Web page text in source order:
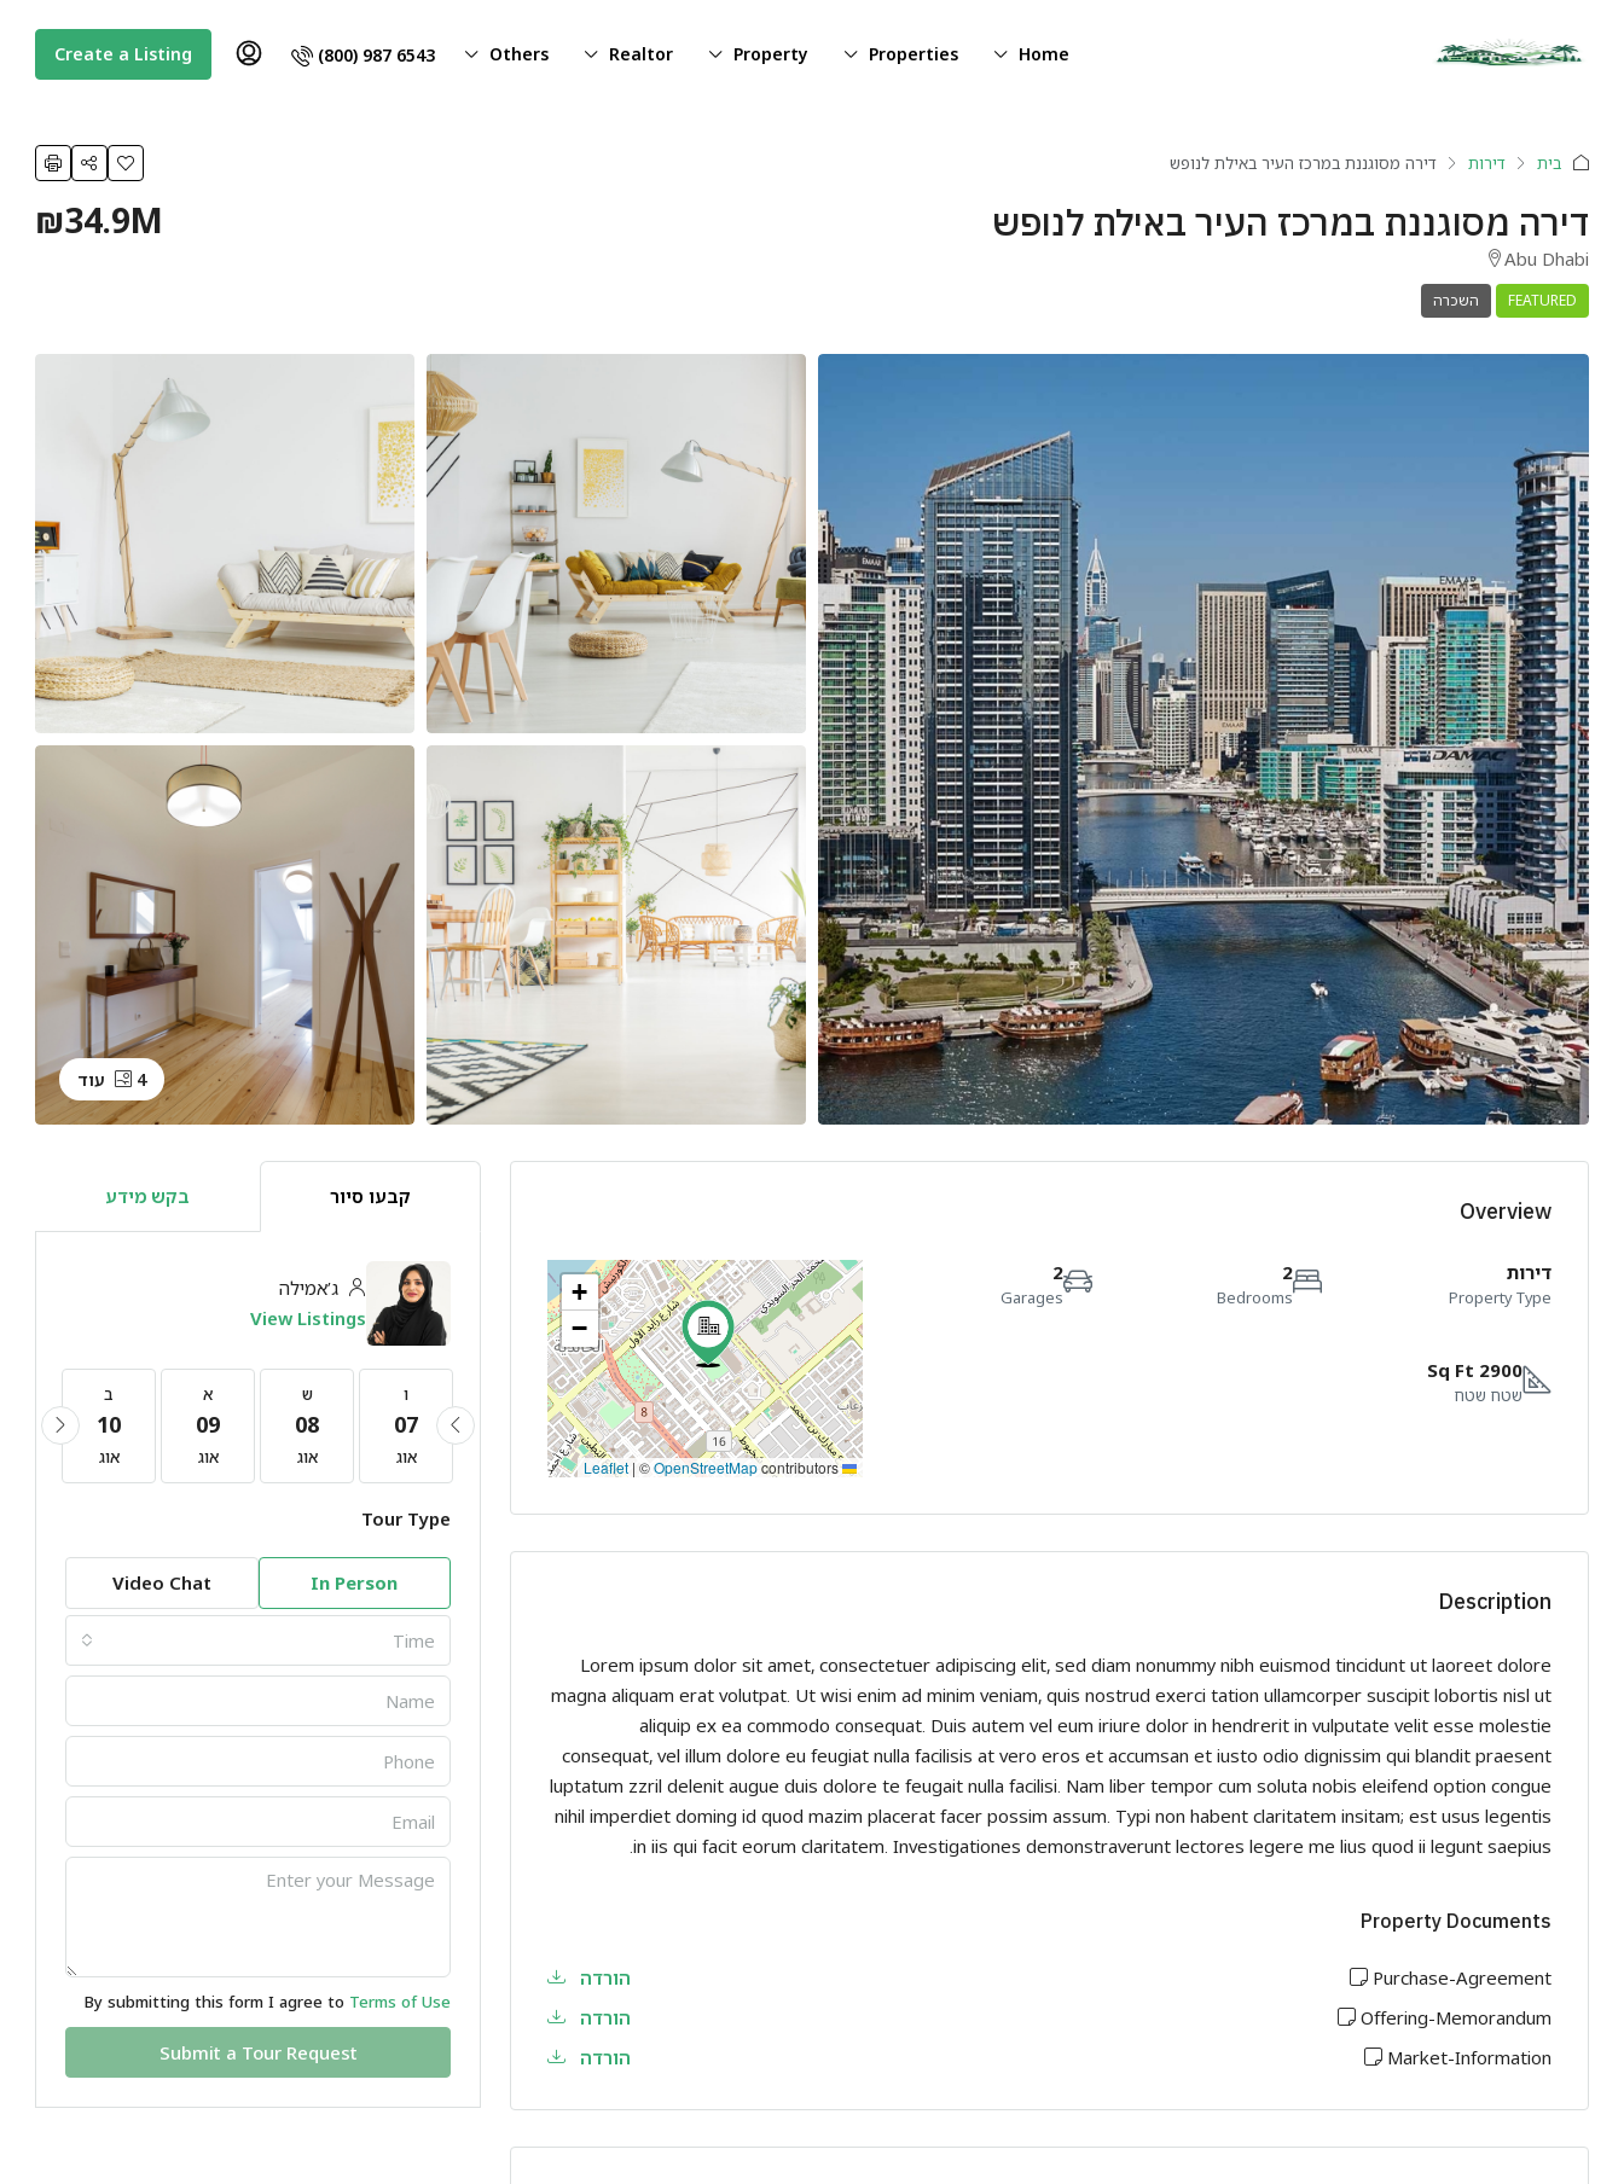
Home
Properties
Property
Realtor
Others
(800) 987 6543
Create a Listing
בית דירות דירה מסוגננת במרכז העיר באילת לנופש
דירה מסוגננת במרכז העיר באילת לנופש
Abu Dhabi
FEATURED השכרה
₪34.9M
4 עוד
Overview
דירות
Property Type
2
Bedrooms
2
Garages
2900 Sq Ft
שטח שטח
+
−
Leaflet
| ©OpenStreetMapcontributors
Description
Lorem ipsum dolor sit amet, consectetuer adipiscing elit, sed diam nonummy nibh euismod tincidunt ut laoreet dolore
magna aliquam erat volutpat. Ut wisi enim ad minim veniam, quis nostrud exerci tation ullamcorper suscipit lobortis nisl ut
aliquip ex ea commodo consequat. Duis autem vel eum iriure dolor in hendrerit in vulputate velit esse molestie
consequat, vel illum dolore eu feugiat nulla facilisis at vero eros et accumsan et iusto odio dignissim qui blandit praesent
luptatum zzril delenit augue duis dolore te feugait nulla facilisi. Nam liber tempor cum soluta nobis eleifend option congue
nihil imperdiet doming id quod mazim placerat facer possim assum. Typi non habent claritatem insitam; est usus legentis
in iis qui facit eorum claritatem. Investigationes demonstraverunt lectores legere me lius quod ii legunt saepius.
Property Documents
Purchase-Agreement
הורדה
Offering-Memorandum
הורדה
Market-Information
הורדה
קבעו סיור בקש מידע
ג’אמילה
View Listings
ג
18
אוג
ד
19
אוג
ה
20
אוג
ו
07
אוג
ש
08
אוג
א
09
אוג
ב
10
אוג
Tour Type
In Person
Video Chat
Time
By submitting this form I agree to Terms of Use
Submit a Tour Request